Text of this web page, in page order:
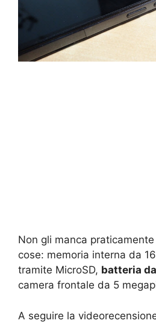
Non gli manca
cose: memoria interna da
tramite MicroSD, batteria
camera frontale da 5
A seguire la